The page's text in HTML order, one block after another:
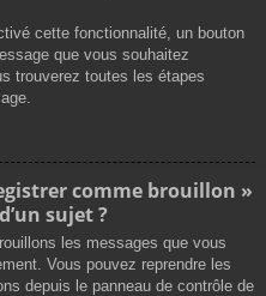
cette fonctionnalité, un bouton
que vous souhaitez
trouverez toutes les étapes
comme brouillon »
sujet ?
les messages que vous
Vous pouvez reprendre les
depuis le panneau de contrôle de